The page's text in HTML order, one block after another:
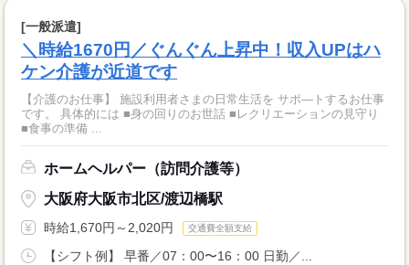
[一般派遣]
＼時給1670円／ぐんぐん上昇中！収入UPはハ
ケン介護が近道です
【介護のお仕事】 施設利用者さまの日常生活を サポ―トするお仕事
です。 具体的には ■身の回りのお世話 ■レクリエーションの見守り
■食事の準備 ...
ホームヘルパー（訪問介護等）
大阪府大阪市北区/渡辺橋駅
時給1,670円～2,020円 交通費全額支給
【シフト例】 早番／07：00〜16：00 日勤／...